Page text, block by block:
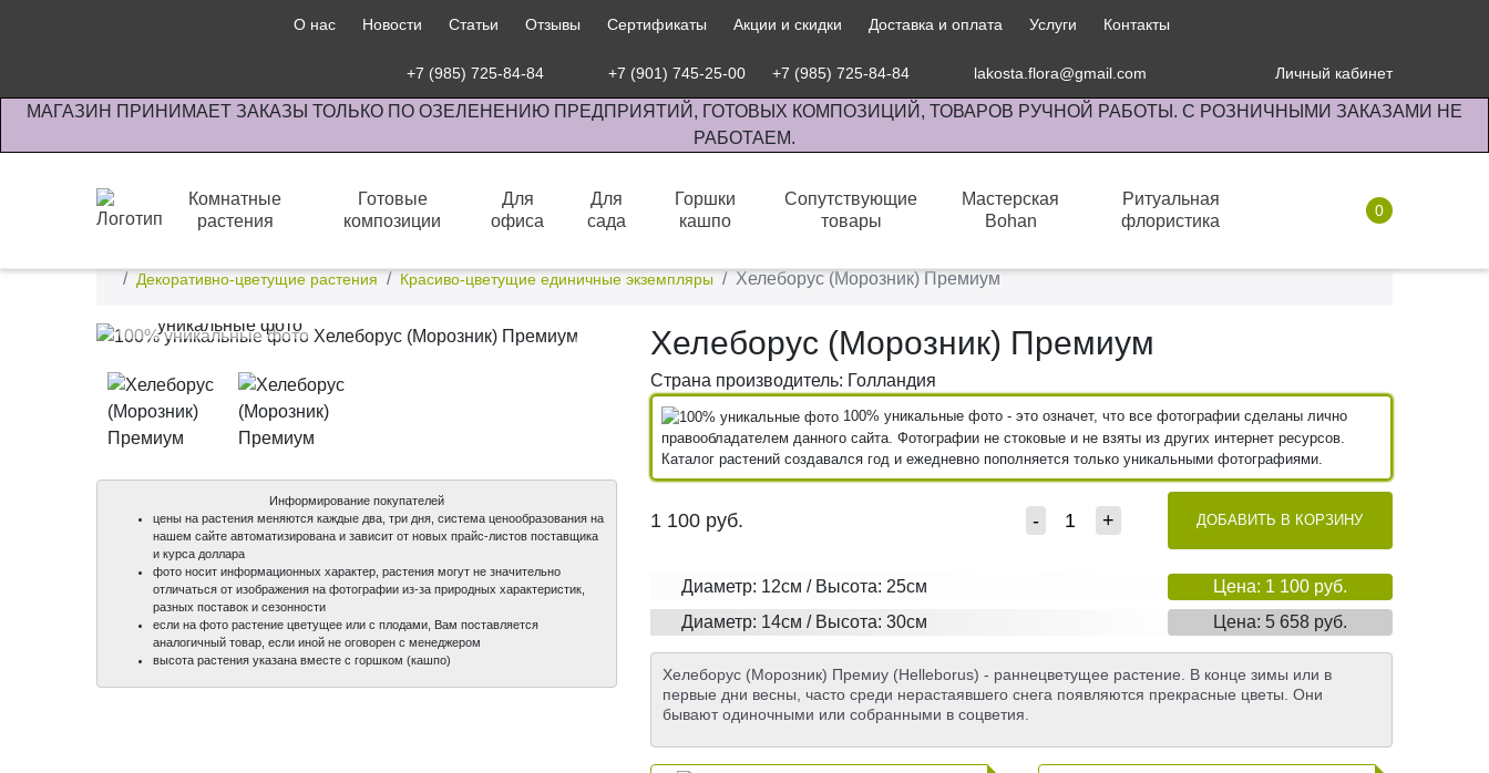
О нас Новости Статьи Отзывы Сертификаты Акции и скидки Доставка и оплата Услуги Контакты
+7 (985) 725-84-84 +7 (901) 745-25-00 +7 (985) 725-84-84 lakosta.flora@gmail.com Личный кабинет
МАГАЗИН ПРИНИМАЕТ ЗАКАЗЫ ТОЛЬКО ПО ОЗЕЛЕНЕНИЮ ПРЕДПРИЯТИЙ, ГОТОВЫХ КОМПОЗИЦИЙ, ТОВАРОВ РУЧНОЙ РАБОТЫ. С РОЗНИЧНЫМИ ЗАКАЗАМИ НЕ
РАБОТАЕМ.
Комнатные
растения
Готовые
композиции
Для
офиса
Для
сада
Горшки
кашпо
Сопутствующие
товары
Мастерская
Bohan
Ритуальная
флористика
0
Декоративно-цветущие растения
Красиво-цветущие единичные экземпляры
Хелеборус (Морозник) Премиум
уникальные фото
Информирование покупателей
цены на растения меняются каждые два, три дня, система ценообразования на
нашем сайте автоматизирована и зависит от новых прайс-листов поставщика
и курса доллара
фото носит информационных характер, растения могут не значительно
отличаться от изображения на фотографии из-за природных характеристик,
разных поставок и сезонности
если на фото растение цветущее или с плодами, Вам поставляется
аналогичный товар, если иной не оговорен с менеджером
высота растения указана вместе с горшком (кашпо)
Хелеборус (Морозник) Премиум
Страна производитель: Голландия
100% уникальные фото - это означет, что все фотографии сделаны лично
правообладателем данного сайта. Фотографии не стоковые и не взяты из других интернет ресурсов.
Каталог растений создавался год и ежедневно пополняется только уникальными фотографиями.
1 100 руб. - + ДОБАВИТЬ В КОРЗИНУ
Диаметр: 12см / Высота: 25см
Цена: 1 100 руб.
Диаметр: 14см / Высота: 30см
Цена: 5 658 руб.
Хелеборус (Морозник) Премиу (Helleborus) - раннецветущее растение. В конце зимы или в
первые дни весны, часто среди нерастаявшего снега появляются прекрасные цветы. Они
бывают одиночными или собранными в соцветия.